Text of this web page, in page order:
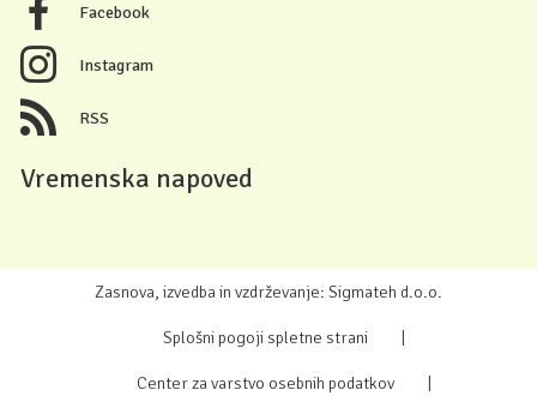
Facebook
Instagram
RSS
Vremenska napoved
Zasnova, izvedba in vzdrževanje: Sigmateh d.o.o.
Splošni pogoji spletne strani
Center za varstvo osebnih podatkov